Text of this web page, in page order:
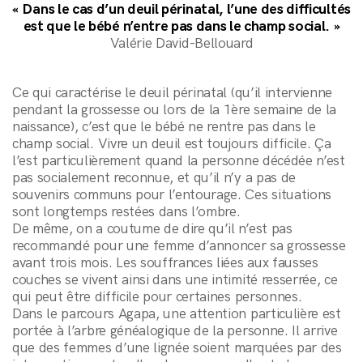
« Dans le cas d’un deuil périnatal, l’une des difficultés
est que le bébé n’entre pas dans le champ social. »
Valérie David-Bellouard
Ce qui caractérise le deuil périnatal (qu’il intervienne
pendant la grossesse ou lors de la 1ère semaine de la
naissance), c’est que le bébé ne rentre pas dans le
champ social. Vivre un deuil est toujours difficile. Ça
l’est particulièrement quand la personne décédée n’est
pas socialement reconnue, et qu’il n’y a pas de
souvenirs communs pour l’entourage. Ces situations
sont longtemps restées dans l’ombre.
De même, on a coutume de dire qu’il n’est pas
recommandé pour une femme d’annoncer sa grossesse
avant trois mois. Les souffrances liées aux fausses
couches se vivent ainsi dans une intimité resserrée, ce
qui peut être difficile pour certaines personnes.
Dans le parcours Agapa, une attention particulière est
portée à l’arbre généalogique de la personne. Il arrive
que des femmes d’une lignée soient marquées par des